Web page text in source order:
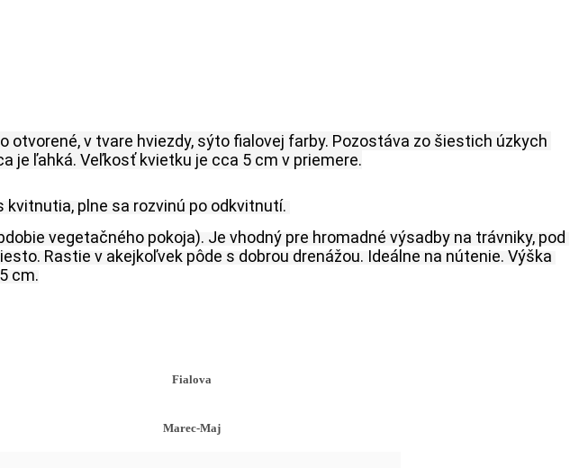
otvorené, v tvare hviezdy, sýto fialovej farby. Pozostáva zo šiestich úzkych
je ľahká. Veľkosť kvietku je cca 5 cm v priemere.
plne sa rozvinú po odkvitnutí.
vegetačného pokoja). Je vhodný pre hromadné výsadby na trávniky, pod
Rastie v akejkoľvek pôde s dobrou drenážou. Ideálne na nútenie. Výška
cm.
Fialova
Marec-Maj